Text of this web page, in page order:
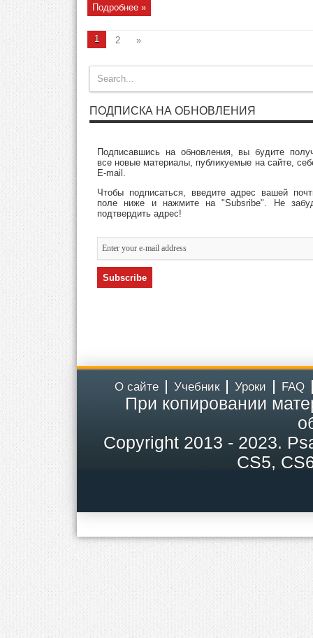
Подробнее »
1 2 »
ПОДПИСКА НА ОБНОВЛЕНИЯ
Подписавшись на обновления, вы будите
все новые материалы, публикуемые на сайте,
E-mail.
Чтобы подписаться, введите адрес вашей
поле ниже и нажмите на "Subsribe". Не
подтвердить адрес!
О сайте Учебник Уроки FAQ
При копировании
Copyright 2013 - 2023.
CS5,